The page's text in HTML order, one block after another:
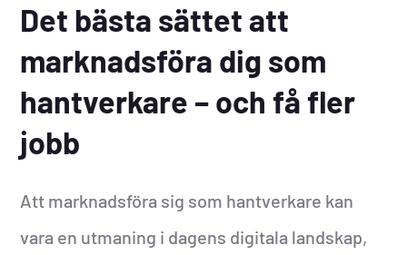
Det bästa sättet att
marknadsföra dig som
hantverkare – och få fler
jobb
Att marknadsföra sig som hantverkare kan
vara en utmaning i dagens digitala landskap,